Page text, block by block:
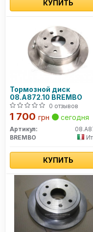
КУПИТЬ
Тормозной диск
08.A872.10 BREMBO
0 отзывов
1 700 грн сегодня
Артикул:
BREMBO
КУПИТЬ